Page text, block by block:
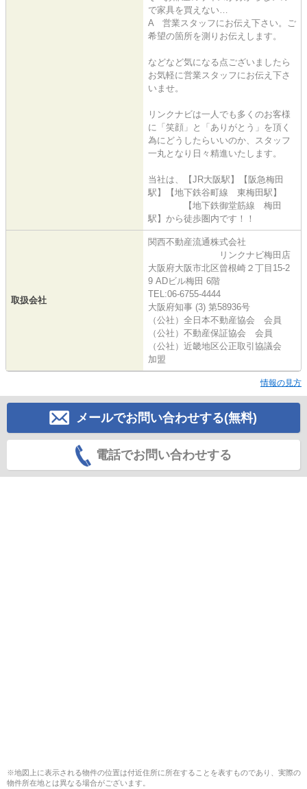
で家具を買えない…
A 営業スタッフにお伝え下さい。ご
希望の箇所を測りお伝えします。
などなど気になる点ございましたら
お気軽に営業スタッフにお伝え下さ
いませ。
リンクナビは一人でも多くのお客様
に「笑顔」と「ありがとう」を頂く
為にどうしたらいいのか、スタッフ
一丸となり日々精進いたします。
当社は、【JR大阪駅】【阪急梅田
駅】【地下鉄谷町線 東梅田駅】
【地下鉄御堂筋線 梅田
駅】から徒歩圏内です！！
取扱会社
関西不動産流通株式会社
リンクナビ梅田店
大阪府大阪市北区曾根崎２丁目15-2
9 ADビル梅田 6階
TEL:06-6755-4444
大阪府知事 (3) 第58936号
（公社）全日本不動産協会 会員
（公社）不動産保証協会 会員
（公社）近畿地区公正取引協議会
加盟
情報の見方
メールでお問い合わせする(無料)
電話でお問い合わせする
※地図上に表示される物件の位置は付近住所に所在することを表すものであり、実際の
物件所在地とは異なる場合がございます。